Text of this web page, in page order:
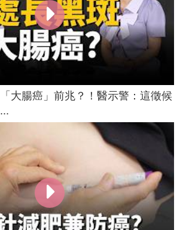
大腸癌」前兆？！醫示警：這徵候